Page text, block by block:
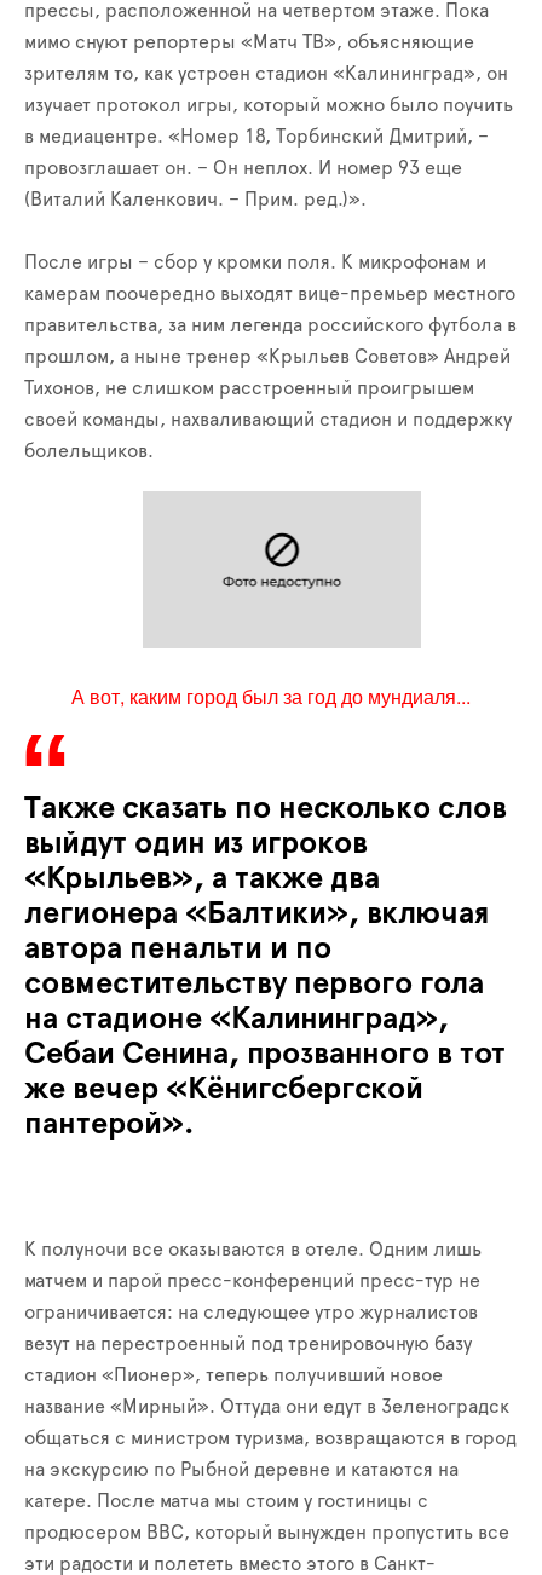
прессы, расположенной на четвертом этаже. Пока
мимо снуют репортеры «Матч ТВ», объясняющие
зрителям то, как устроен стадион «Калининград», он
изучает протокол игры, который можно было поучить
в медиацентре. «Номер 18, Торбинский Дмитрий, –
провозглашает он. – Он неплох. И номер 93 еще
(Виталий Каленкович. – Прим. ред.)».
После игры – сбор у кромки поля. К микрофонам и
камерам поочередно выходят вице-премьер местного
правительства, за ним легенда российского футбола в
прошлом, а ныне тренер «Крыльев Советов» Андрей
Тихонов, не слишком расстроенный проигрышем
своей команды, нахваливающий стадион и поддержку
болельщиков.
А вот, каким город был за год до мундиаля...
Также сказать по несколько слов
выйдут один из игроков
«Крыльев», а также два
легионера «Балтики», включая
автора пенальти и по
совместительству первого гола
на стадионе «Калининград»,
Себаи Сенина, прозванного в тот
же вечер «Кёнигсбергской
пантерой».
К полуночи все оказываются в отеле. Одним лишь
матчем и парой пресс-конференций пресс-тур не
ограничивается: на следующее утро журналистов
везут на перестроенный под тренировочную базу
стадион «Пионер», теперь получивший новое
название «Мирный». Оттуда они едут в Зеленоградск
общаться с министром туризма, возвращаются в город
на экскурсию по Рыбной деревне и катаются на
катере. После матча мы стоим у гостиницы с
продюсером BBC, который вынужден пропустить все
эти радости и полететь вместо этого в Санкт-